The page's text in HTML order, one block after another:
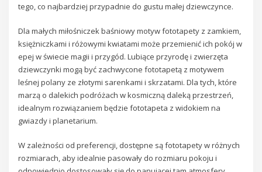
tego, co najbardziej przypadnie do gustu małej dziewczynce.
Dla małych miłośniczek baśniowy motyw fototapety z zamkiem,
księżniczkami i różowymi kwiatami może przemienić ich pokój w
epej w świecie magii i przygód. Lubiące przyrodę i zwierzęta
dziewczynki mogą być zachwycone fototapetą z motywem
leśnej polany ze złotymi sarenkami i skrzatami. Dla tych, które
marzą o dalekich podróżach w kosmiczną daleką przestrzeń,
idealnym rozwiązaniem będzie fototapeta z widokiem na
gwiazdy i planetarium.
W zależności od preferencji, dostępne są fototapety w różnych
rozmiarach, aby idealnie pasowały do rozmiaru pokoju i